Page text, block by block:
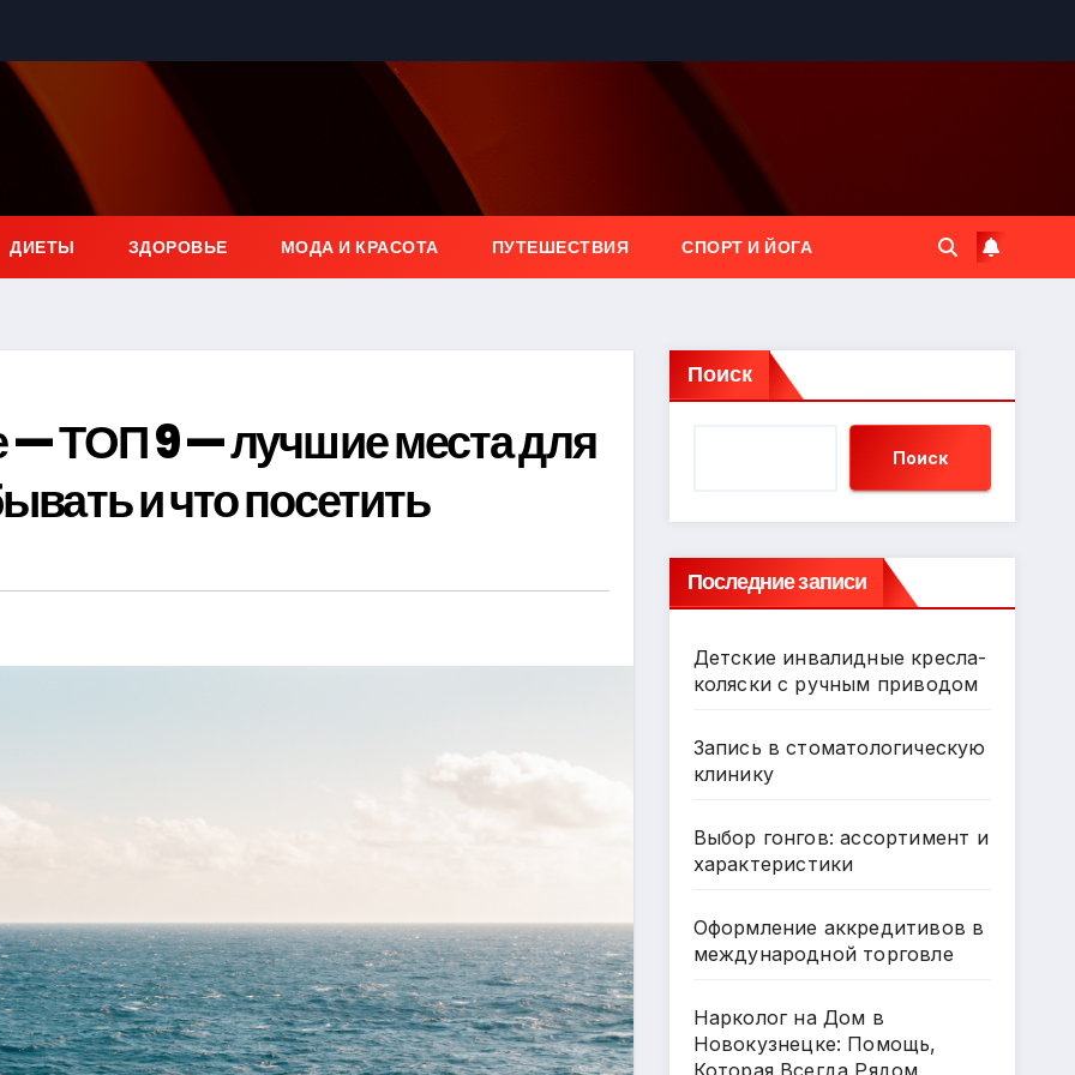
ДИЕТЫ ЗДОРОВЬЕ МОДА И КРАСОТА ПУТЕШЕСТВИЯ СПОРТ И ЙОГА
— ТОП 9 — лучшие места для
и что посетить
Поиск
Поиск
Последние записи
Детские инвалидные кресла-
коляски с ручным приводом
Запись в стоматологическую
клинику
Выбор гонгов: ассортимент и
характеристики
Оформление аккредитивов в
международной торговле
Нарколог на Дом в
Новокузнецке: Помощь,
Которая Всегда Рядом